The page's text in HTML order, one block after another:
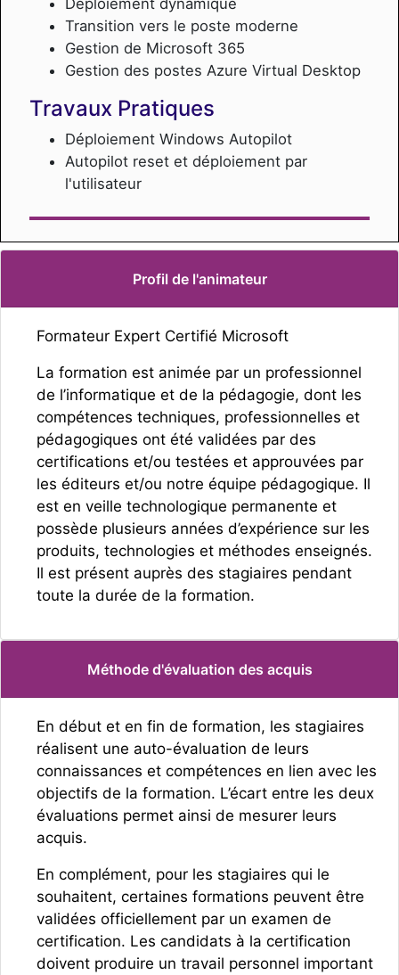
Transition vers le poste moderne
Gestion de Microsoft 365
Gestion des postes Azure Virtual Desktop
Travaux Pratiques
Déploiement Windows Autopilot
Autopilot reset et déploiement par
l'utilisateur
Profil de l'animateur
Formateur Expert Certifié Microsoft
La formation est animée par un professionnel
de l’informatique et de la pédagogie, dont les
compétences techniques, professionnelles et
pédagogiques ont été validées par des
certifications et/ou testées et approuvées par
les éditeurs et/ou notre équipe pédagogique. Il
est en veille technologique permanente et
possède plusieurs années d’expérience sur les
produits, technologies et méthodes enseignés.
Il est présent auprès des stagiaires pendant
toute la durée de la formation.
Méthode d'évaluation des acquis
En début et en fin de formation, les stagiaires
réalisent une auto-évaluation de leurs
connaissances et compétences en lien avec les
objectifs de la formation. L’écart entre les deux
évaluations permet ainsi de mesurer leurs
acquis.
En complément, pour les stagiaires qui le
souhaitent, certaines formations peuvent être
validées officiellement par un examen de
certification. Les candidats à la certification
doivent produire un travail personnel important